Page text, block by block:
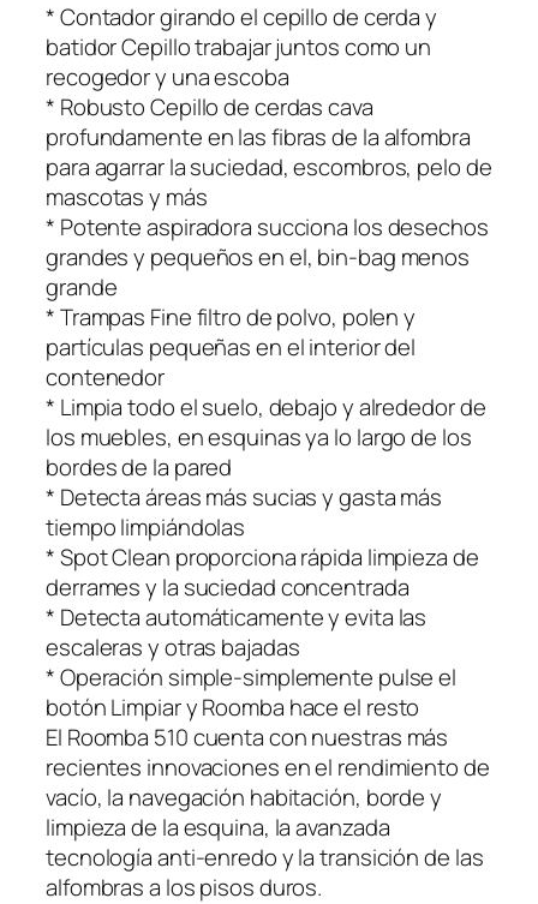
* Contador girando el cepillo de cerda y
batidor Cepillo trabajar juntos como un
recogedor y una escoba
* Robusto Cepillo de cerdas cava
profundamente en las fibras de la alfombra
para agarrar la suciedad, escombros, pelo de
mascotas y más
* Potente aspiradora succiona los desechos
grandes y pequeños en el, bin-bag menos
grande
* Trampas Fine filtro de polvo, polen y
partículas pequeñas en el interior del
contenedor
* Limpia todo el suelo, debajo y alrededor de
los muebles, en esquinas ya lo largo de los
bordes de la pared
* Detecta áreas más sucias y gasta más
tiempo limpiándolas
* Spot Clean proporciona rápida limpieza de
derrames y la suciedad concentrada
* Detecta automáticamente y evita las
escaleras y otras bajadas
* Operación simple-simplemente pulse el
botón Limpiar y Roomba hace el resto
El Roomba 510 cuenta con nuestras más
recientes innovaciones en el rendimiento de
vacío, la navegación habitación, borde y
limpieza de la esquina, la avanzada
tecnología anti-enredo y la transición de las
alfombras a los pisos duros.